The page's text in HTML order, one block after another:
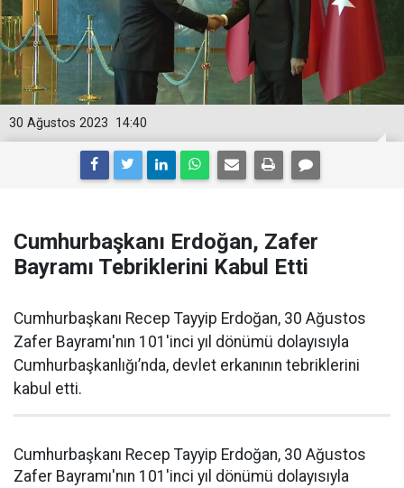
14:40
30 Ağustos 2023
Cumhurbaşkanı Erdoğan, Zafer
Bayramı Tebriklerini Kabul Etti
Cumhurbaşkanı Recep Tayyip Erdoğan, 30 Ağustos
Zafer Bayramı'nın 101'inci yıl dönümü dolayısıyla
Cumhurbaşkanlığı’nda, devlet erkanının tebriklerini
kabul etti.
Cumhurbaşkanı Recep Tayyip Erdoğan, 30 Ağustos
Zafer Bayramı'nın 101'inci yıl dönümü dolayısıyla